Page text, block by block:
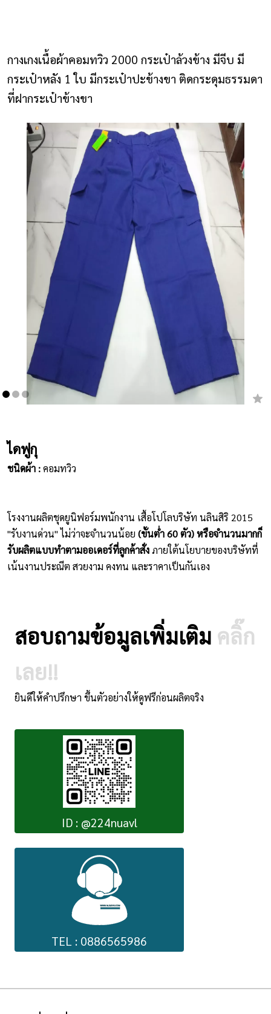
ติดต่อเรา
รายการโปรด
โปรแกรมออกแบบยูนิฟอร์ม
ยูนิฟอร์ม
เสื้อโปโล
เสื้อแจ็คเก็ต
เสื้อยืดคอกลม
ผ้ากันเปื้อน
ชุดคลุมท้อง
หมวก
ผลิตภัณฑ์อื่นๆ
ตัวอย่างแขนเสื้อโปโล
สีผ้า
กางเกงเนื้อผ้าคอมทวิว 2000 กระเป๋าล้วงข้าง มีจีบ มี
กระเป๋าหลัง 1 ใบ มีกระเป๋าปะข้างขา ติดกระดุมธรรมดา
ที่ฝากระเป๋าข้างขา
ไดฟูกุ
ชนิดผ้า :คอมทวิว
โรงงานผลิตชุดยูนิฟอร์มพนักงาน เสื้อโปโลบริษัท นลินสิริ 2015
"รับงานด่วน" ไม่ว่าจะจำนวนน้อย (ขั้นต่ำ 60 ตัว) หรือจำนวนมากก็
รับผลิตแบบทำตามออเดอร์ที่ลูกค้าสั่งภายใต้นโยบายของบริษัทที่
เน้นงานประณีต สวยงาม คงทน และราคาเป็นกันเอง
สอบถามข้อมูลเพิ่มเติม คลิ๊ก
เลย!!
ยินดีให้คำปรึกษา ขึ้นตัวอย่างให้ดูฟรีก่อนผลิตจริง
ID : @224nuavl
TEL : 0886565986